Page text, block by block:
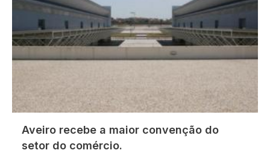
Aveiro recebe a maior convenção do
setor do comércio.